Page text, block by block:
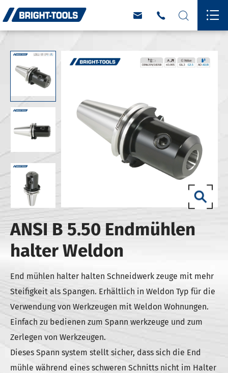
   
ANSI B 5.50 Endmühlen
halter Weldon
End mühlen halter halten Schneidwerk zeuge mit mehr
Steifigkeit als Spangen. Erhältlich in Weldon Typ für die
Verwendung von Werkzeugen mit Weldon Wohnungen.
Einfach zu bedienen zum Spann werkzeuge und zum
Zerlegen von Werkzeugen.
Dieses Spann system stellt sicher, dass sich die End
mühle während eines schweren Schnitts nicht im Halter